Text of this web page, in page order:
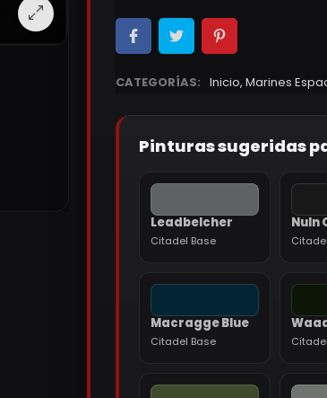
CATEGORÍAS: Inicio, Marines
Pinturas sugeridas
Leadbelcher
Citadel Base
Nuln
Macragge Blue
Citadel Base